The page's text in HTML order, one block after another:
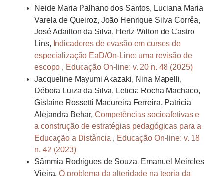
Neide Maria Palhano dos Santos, Luciana Maria
Varela de Queiroz, João Henrique Silva Corrêa,
José Adailton da Silva, Hertz Wilton de Castro
Lins, Indicadores de evasão em cursos de
especialização EaD/On-Line: uma revisão de
escopo , Educação On-line: v. 20 n. 48 (2025)
Jacqueline Mayumi Akazaki, Nina Mapelli,
Débora Luiza da Silva, Leticia Rocha Machado,
Gislaine Rossetti Madureira Ferreira, Patricia
Alejandra Behar, Competências socioafetivas e
a construção de estratégias pedagógicas para a
Educação a Distância , Educação On-line: v. 18
n. 42 (2023)
Sâmmia Rodrigues de Souza, Emanuel Meireles
Vieira, O problema da alteridade na teoria da